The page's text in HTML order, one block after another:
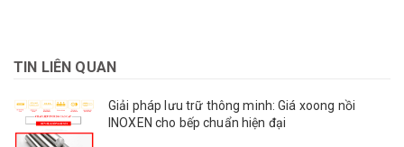
TIN LIÊN QUAN
Giải pháp lưu trữ thông minh: Giá xoong nồi
INOXEN cho bếp chuẩn hiện đại